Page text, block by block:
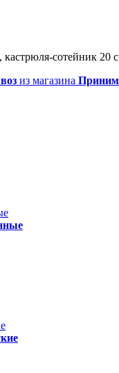
сотейник
из магазина